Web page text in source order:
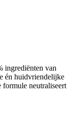
ingrediënten van
én huidvriendelijke
formule neutraliseert